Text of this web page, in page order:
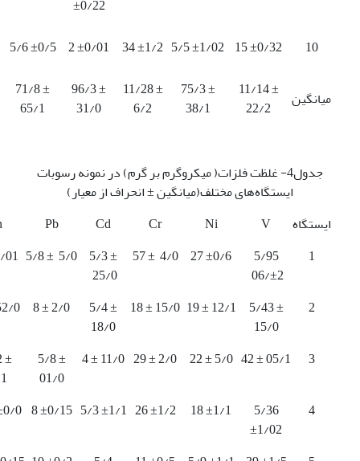
±0/22
10
15 ±0/32
5/5 ±1/02
34 ±1/2
2 ±0/01
5/6 ±0/5
میانگین 11/14 ±
22/2
75/3 ±
38/1
11/28 ±
6/2
96/3 ±
31/0
71/8 ±
65/1
جدول4- غلظت فلزات( میکروگرم بر گرم) در نمونه رسوبات
ایستگاه‌های مختلف(میانگین ± انحراف از معیار)
ایستگاه
V
Ni
Cr
Cd
Pb
1
5/95
06/±2
27 ±0/6
57 ± 4/0
5/3 ±
25/0
5/8 ± 5/0
01
2
5/43 ±
15/0
19 ± 12/1
18 ± 15/0
5/4 ±
18/0
8 ± 2/0
0
3
42 ± 05/1
22 ± 5/0
29 ± 2/0
4 ± 11/0
5/8 ±
01/0
±
4
5/36
±1/02
18 ±1/1
26 ±1/2
5/3 ±1/1
8 ±0/15
0